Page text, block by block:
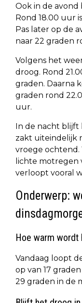
Ook in de
Rond 18.00 uur
Pas later op de
naar 22 graden
Volgens het
droog. Rond
graden. Daarna
graden rond
uur.
In de nacht
zakt uiteindelijk
vroege ochtend.
lichte motregen
verloopt vooral
Onderwerp:
Hoe warm wordt
Vandaag loopt
op van 17
29 graden in de